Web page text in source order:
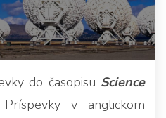
do časopisu Science
v anglickom